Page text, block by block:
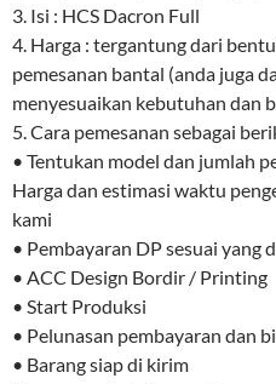
3. Isi : HCS Dacron Full
4. Harga : tergantung dari
pemesanan bantal (anda juga
menyesuaikan kebutuhan dan
5. Cara pemesanan sebagai
• Tentukan model dan jumlah
Harga dan estimasi waktu
kami
• Pembayaran DP sesuai yang
• ACC Design Bordir / Printing
• Start Produksi
• Pelunasan pembayaran dan
• Barang siap di kirim